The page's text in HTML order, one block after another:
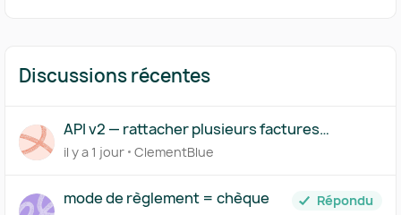
Discussions récentes
API v2 — rattacher plusieurs factures
(acompte/solde) à un même devis
il y a 1 jour ClementBlue
mode de règlement = chèque
Répondu